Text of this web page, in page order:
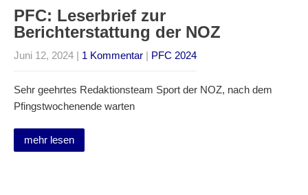
PFC: Leserbrief zur
Berichterstattung der NOZ
Juni 12, 2024 | 1 Kommentar | PFC 2024
Sehr geehrtes Redaktionsteam Sport der NOZ, nach dem
Pfingstwochenende warten
mehr lesen